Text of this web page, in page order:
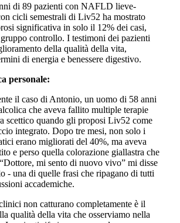
di 89 pazienti con NAFLD lieve-
cicli semestrali di Liv52 ha mostrato
significativa in solo il 12% dei casi,
controllo. I testimoni dei pazienti
della qualità della vita,
di energia e benessere digestivo.
personale:
il caso di Antonio, un uomo di 58 anni
che aveva fallito multiple terapie
scettico quando gli proposi Liv52 come
integrato. Dopo tre mesi, non solo i
erano migliorati del 40%, ma aveva
e perso quella colorazione giallastra che
mi sento di nuovo vivo” mi disse
- una di quelle frasi che ripagano di tutti
accademiche.
non catturano completamente è il
qualità della vita che osserviamo nella